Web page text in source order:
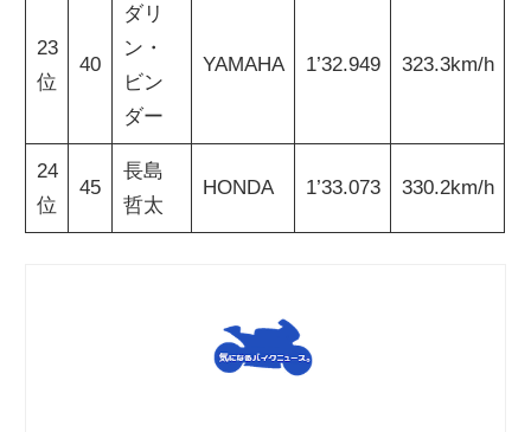
23
位
40
ダリ
ン・
ビン
ダー
YAMAHA 1’32.949 323.3km/h
24
位
45
長島
哲太
HONDA 1’33.073 330.2km/h